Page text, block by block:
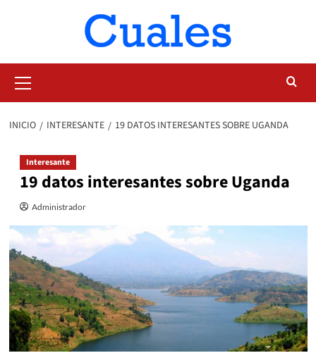
primario
INICIO INTERESANTE 19 DATOS INTERESANTES SOBRE UGANDA
Interesante
19 datos interesantes sobre Uganda
Administrador